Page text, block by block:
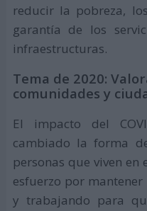
reducir la pobreza,
garantía de los
infraestructuras.
Tema de 2020:
comunidades y
El impacto del
cambiado la forma
personas que viven
esfuerzo por
y trabajando para